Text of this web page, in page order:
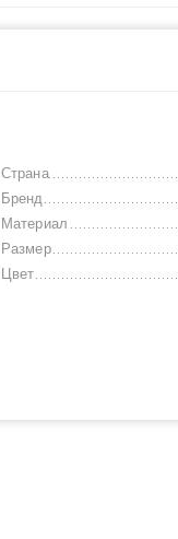
Страна
Бренд
Материал
Размер
Цвет